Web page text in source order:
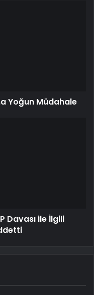
Yoğun Müdahale
Davası ile İlgili